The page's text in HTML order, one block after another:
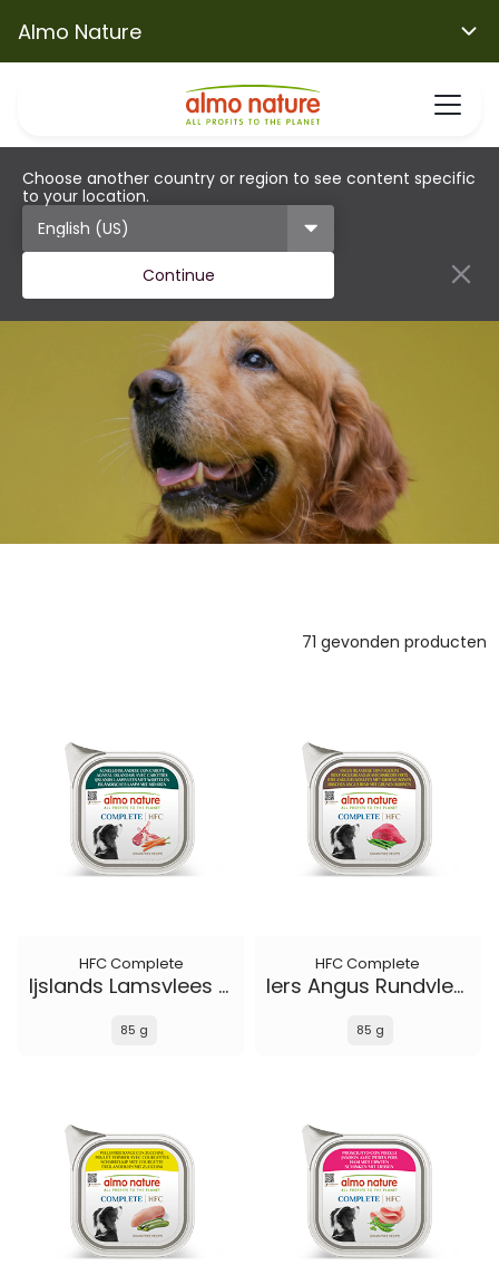
Almo Nature
Choose another country or region to see content specific
to your location.
Continue
71 gevonden producten
HFC Complete
Ijslands Lamsvlees met Wortelen
85 g
HFC Complete
Iers Angus Rundvlees met Groene Bonen
85 g